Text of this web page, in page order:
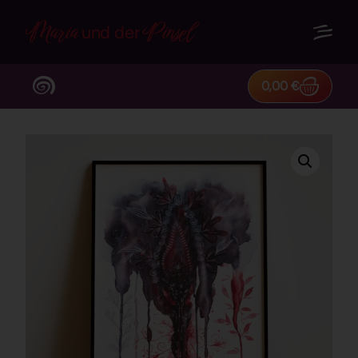
Mariaund derPinsel
0,00€